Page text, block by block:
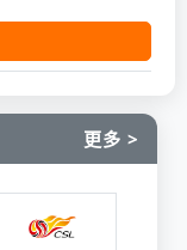
更多 >